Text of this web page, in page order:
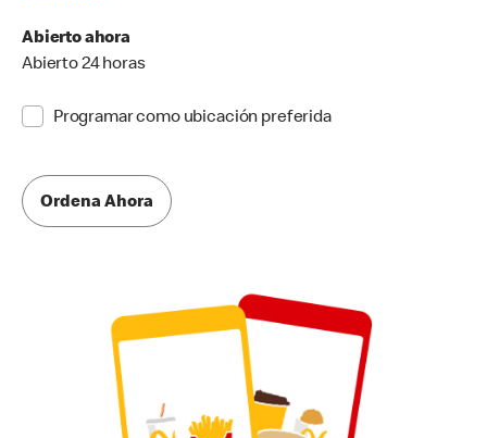
Abierto ahora
Abierto 24 horas
Programar como ubicación preferida
Ordena Ahora